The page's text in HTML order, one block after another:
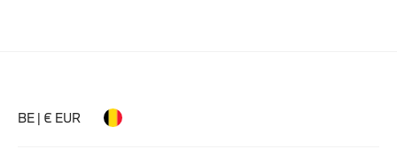
BE | € EUR